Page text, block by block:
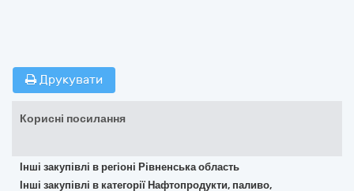
Друкувати
Корисні посилання
Інші закупівлі в регіоні Рівненська область
Інші закупівлі в категорії Нафтопродукти, паливо,